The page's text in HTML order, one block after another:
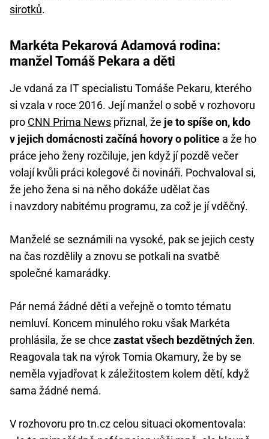
sirotků.
Markéta Pekarová Adamová rodina:
manžel Tomáš Pekara a děti
Je vdaná za IT specialistu Tomáše Pekaru, kterého
si vzala v roce 2016. Její manžel o sobě v rozhovoru
pro CNN Prima News přiznal, že je to spíše on, kdo
v jejich domácnosti začíná hovory o politice a že ho
práce jeho ženy rozčiluje, jen když jí pozdě večer
volají kvůli práci kolegové či novináři. Pochvaloval si,
že jeho žena si na něho dokáže udělat čas
i navzdory nabitému programu, za což je jí vděčný.
Manželé se seznámili na vysoké, pak se jejich cesty
na čas rozdělily a znovu se potkali na svatbě
společné kamarádky.
Pár nemá žádné děti a veřejně o tomto tématu
nemluví. Koncem minulého roku však Markéta
prohlásila, že se chce zastat všech bezdětných žen.
Reagovala tak na výrok Tomia Okamury, že by se
neměla vyjadřovat k záležitostem kolem dětí, když
sama žádné nemá.
V rozhovoru pro tn.cz celou situaci okomentovala: